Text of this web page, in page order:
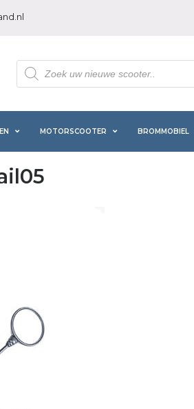
Producten
zoeken
MOTORSCOOTER BROMMOBIEL